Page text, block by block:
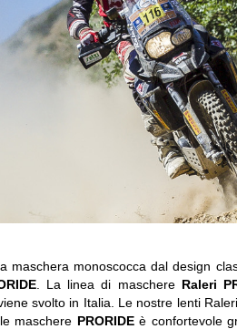
maschera monoscocca dal design
. La linea di maschere Raleri
svolto in Italia. Le nostre lenti
maschere PRORIDEè confortevole